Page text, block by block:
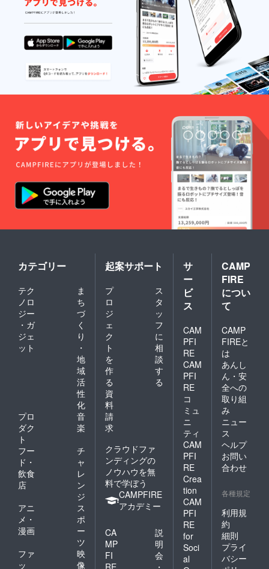
カテゴリー
テク
ノロ
ジー
・ガ
ジェ
ット
ま
ち
づ
く
り
・
地
域
活
性
化
プロ
ダク
ト
音
楽
フー
ド・
飲食
店
チ
ャ
レ
ン
ジ
アニ
メ・
漫画
ス
ポ
ー
ツ
ファ
ッ
映
像
起案サポート
プ
ロ
ジ
ェ
ク
ト
を
作
る
ス
タ
ッ
フ
に
相
談
す
る
資
料
請
求
クラウドファ
ンディングの
ノウハウを無
料で学ぼう
CAMPFIRE
アカデミー
CA
MP
FI
説
明
会
サ
ー
ビ
ス
CAM
PFI
RE
CAM
PFI
RE
コ
ミュ
ニ
ティ
CAM
PFI
RE
Crea
tion
CAM
PFI
RE
for
Soci
al
CAMP
FIRE
につい
て
CAMP
FIREと
は
あんし
ん・安
全への
取り組
み
ニュー
ス
ヘルプ
お問い
合わせ
各種規定
利用規
約
細則
プライ
バシー